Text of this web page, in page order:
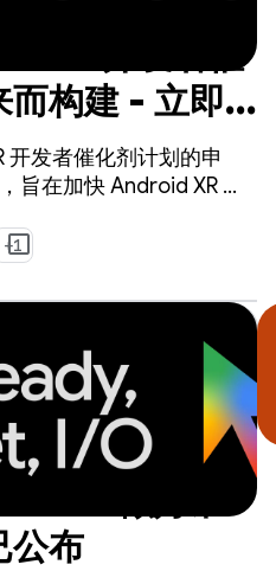
开发者催
而构建 - 立即
发者催化剂计划的申
旨在加快 Android XR 应
布。
+1
I/O 做好准
公布